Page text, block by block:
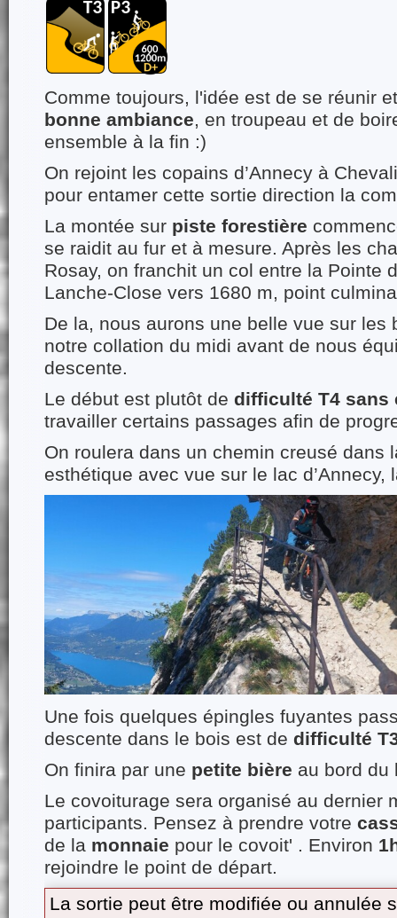
Comme toujours, l'idée est de se réunir
bonne ambiance, en troupeau et de
ensemble à la fin :)
On rejoint les copains d’Annecy à
pour entamer cette sortie direction la
La montée sur piste forestière
se raidit au fur et à mesure. Après les
Rosay, on franchit un col entre la Pointe
Lanche-Close vers 1680 m, point
De la, nous aurons une belle vue sur les
notre collation du midi avant de nous
descente.
Le début est plutôt de difficulté T4 sans
travailler certains passages afin de
On roulera dans un chemin creusé dans
esthétique avec vue sur le lac d’Annecy,
Une fois quelques épingles fuyantes
descente dans le bois est de difficulté
On finira par une petite bière au bord
Le covoiturage sera organisé au dernier
participants. Pensez à prendre votre
de la monnaie pour le covoit' . Environ
rejoindre le point de départ.
La sortie peut être modifiée ou annulée